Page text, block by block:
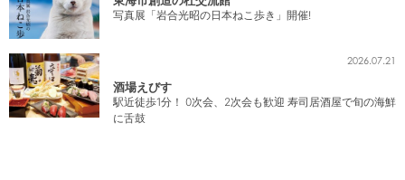
写真展「岩合光昭の日本ねこ歩き」開催!
2026.07.21
酒場えびす
駅近徒歩1分！ 0次会、2次会も歓迎 寿司居酒屋で旬の海鮮
に舌鼓